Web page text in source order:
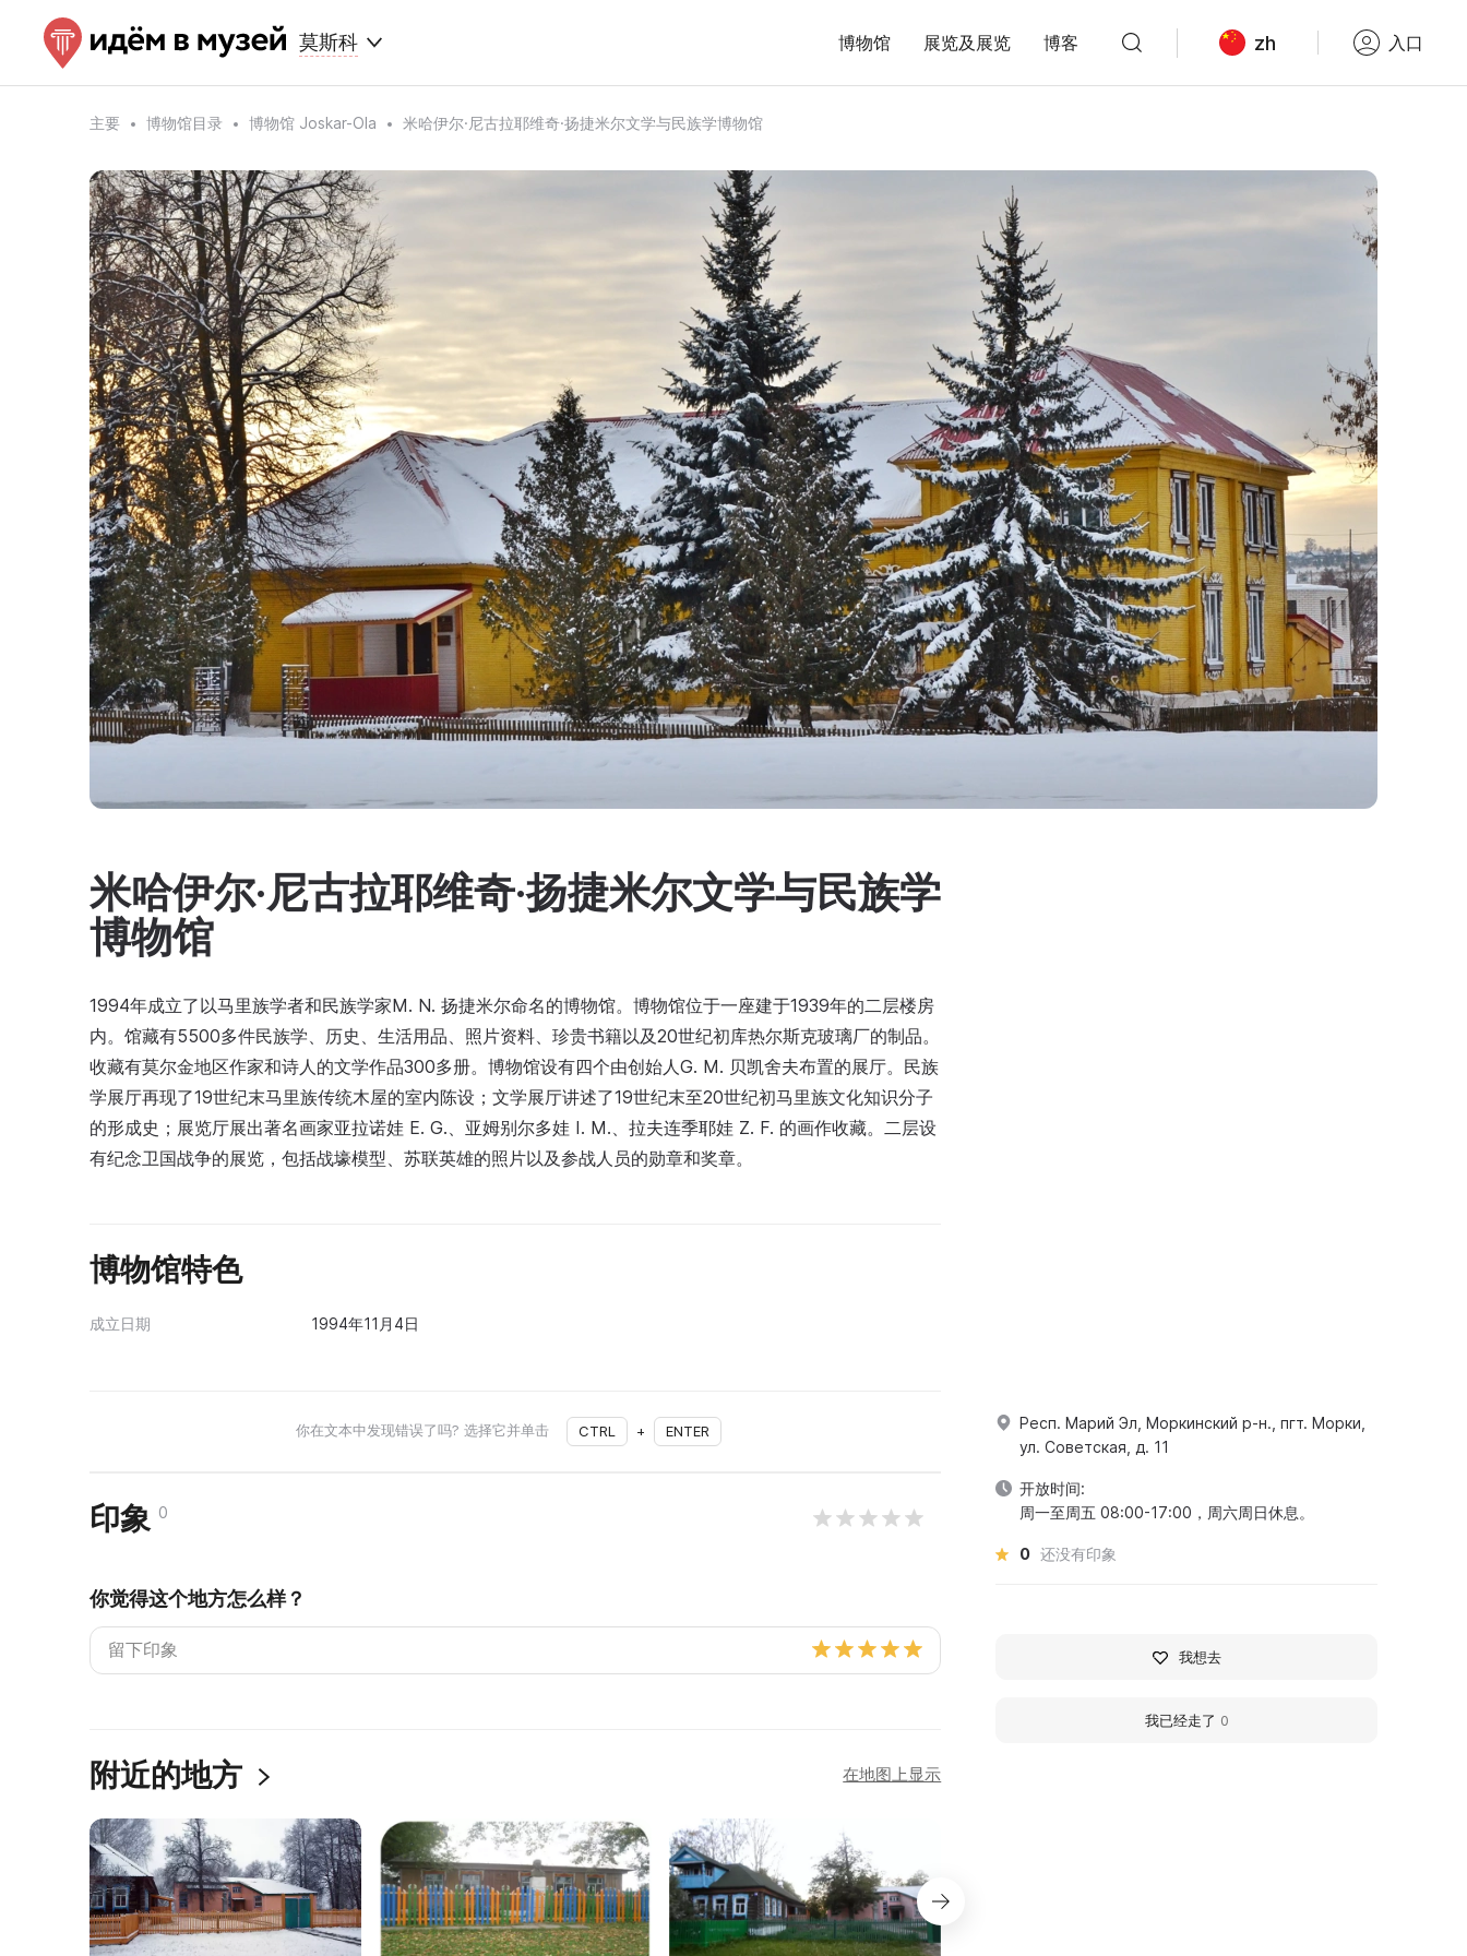
莫斯科 博物馆 展览及展览 博客 zh 入口
主要 博物馆目录 博物馆 Joskar-Ola 米哈伊尔·尼古拉耶维奇·扬捷米尔文学与民族学博物馆
米哈伊尔·尼古拉耶维奇·扬捷米尔文学与民族学
博物馆
1994年成立了以马里族学者和民族学家M. N. 扬捷米尔命名的博物馆。博物馆位于一座建于1939年的二层楼房
内。馆藏有5500多件民族学、历史、生活用品、照片资料、珍贵书籍以及20世纪初库热尔斯克玻璃厂的制品。
收藏有莫尔金地区作家和诗人的文学作品300多册。博物馆设有四个由创始人G. M. 贝凯舍夫布置的展厅。民族
学展厅再现了19世纪末马里族传统木屋的室内陈设；文学展厅讲述了19世纪末至20世纪初马里族文化知识分子
的形成史；展览厅展出著名画家亚拉诺娃 E. G.、亚姆别尔多娃 I. M.、拉夫连季耶娃 Z. F. 的画作收藏。二层设
有纪念卫国战争的展览，包括战壕模型、苏联英雄的照片以及参战人员的勋章和奖章。
博物馆特色
成立日期 1994年11月4日
你在文本中发现错误了吗? 选择它并单击 CTRL + ENTER
印象 0
你觉得这个地方怎么样？
附近的地方 在地图上显示
Респ. Марий Эл, Моркинский р-н., пгт. Морки,
ул. Советская, д. 11
开放时间:
周一至周五 08:00-17:00，周六周日休息。
0 还没有印象
我想去
我已经走了 0